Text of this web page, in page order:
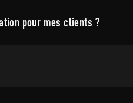
pour mes clients ?